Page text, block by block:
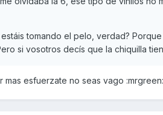
tomando el pelo, verdad?
si vosotros decís que la chiquilla
mas esfuerzate no seas vago :mrgreen: